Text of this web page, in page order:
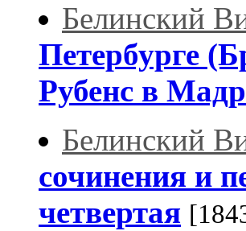
Белинский
Петербурге
Рубенс в
Белинский
сочинения и
четвертая